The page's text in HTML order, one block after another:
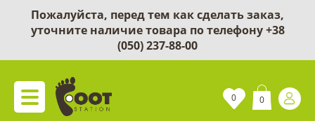
Пожалуйста, перед тем как сделать заказ,
уточните наличие товара по телефону+38
(050) 237-88-00
0 0